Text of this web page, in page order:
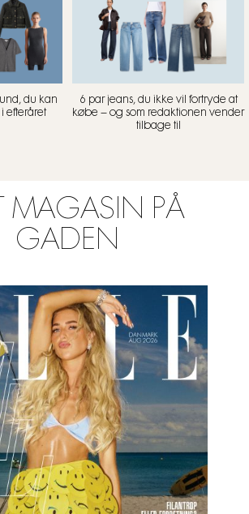
du kan
efteråret
6 par jeans, du ikke vil fortryde at
købe – og som redaktionen vender
tilbage til
MAGASIN PÅ
GADEN